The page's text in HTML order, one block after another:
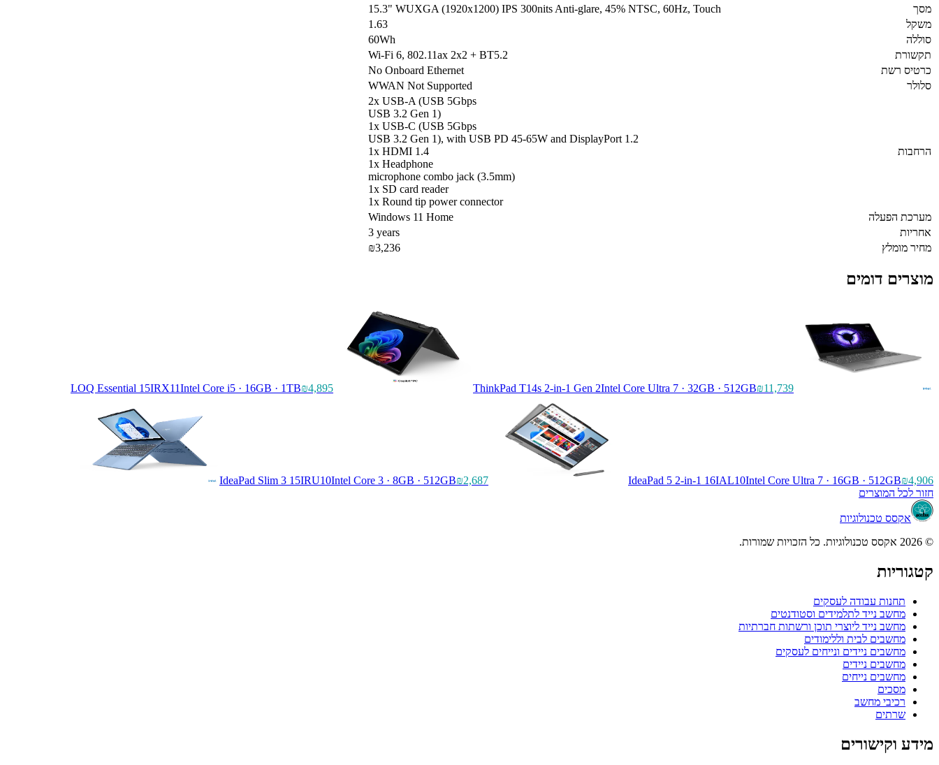
מסך
15.3" WUXGA (1920x1200) IPS 300nits Anti-glare, 45% NTSC, 60Hz, Touch
משקל
1.63
סוללה
60Wh
תקשורת
Wi-Fi 6, 802.11ax 2x2 + BT5.2
כרטיס רשת
No Onboard Ethernet
סלולר
WWAN Not Supported
הרחבות
2x USB-A (USB 5Gbps
USB 3.2 Gen 1)
1x USB-C (USB 5Gbps
USB 3.2 Gen 1), with USB PD 45-65W and DisplayPort 1.2
1x HDMI 1.4
1x Headphone
microphone combo jack (3.5mm)
1x SD card reader
1x Round tip power connector
מערכת הפעלה
Windows 11 Home
אחריות
3 years
מחיר מומלץ
₪3,236
מוצרים דומים
LOQ Essential 15IRX11Intel Core i5 · 16GB · 1TB₪4,895 ThinkPad T14s 2-in-1 Gen 2Intel Core Ultra 7 · 32GB · 512GB₪11,739
IdeaPad Slim 3 15IRU10Intel Core 3 · 8GB · 512GB₪2,687 IdeaPad 5 2-in-1 16IAL10Intel Core Ultra 7 · 16GB · 512GB₪4,906
חזור לכל המוצרים
אקסס טכנולוגיות
© 2026 אקסס טכנולוגיות. כל הזכויות שמורות.
קטגוריות
תחנות עבודה לעסקים
מחשב נייד לתלמידים וסטודנטים
מחשב נייד ליוצרי תוכן ורשתות חברתיות
מחשבים לבית וללימודים
מחשבים ניידים ונייחים לעסקים
מחשבים ניידים
מחשבים נייחים
מסכים
רכיבי מחשב
שרתים
מידע וקישורים